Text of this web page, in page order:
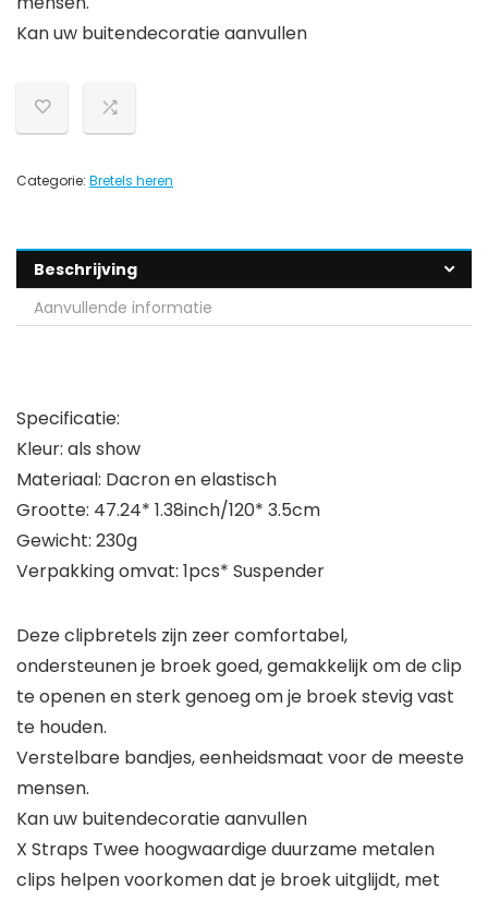
Kan uw buitendecoratie aanvullen
Categorie: Bretels heren
Beschrijving
Aanvullende informatie
Specificatie:
Kleur: als show
Materiaal: Dacron en elastisch
Grootte: 47.24* 1.38inch/120* 3.5cm
Gewicht: 230g
Verpakking omvat: 1pcs* Suspender
Deze clipbretels zijn zeer comfortabel,
ondersteunen je broek goed, gemakkelijk om de clip
te openen en sterk genoeg om je broek stevig vast
te houden.
Verstelbare bandjes, eenheidsmaat voor de meeste
mensen.
Kan uw buitendecoratie aanvullen
X Straps Twee hoogwaardige duurzame metalen
clips helpen voorkomen dat je broek uitglijdt, met